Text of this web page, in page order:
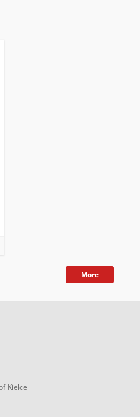
Regionu Świętokrzyskiego w
More
Kielce